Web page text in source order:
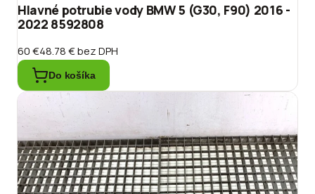
Hlavné potrubie vody BMW 5 (G30, F90) 2016 -
2022 8592808
60 €48.78 €bez DPH
Do košíka